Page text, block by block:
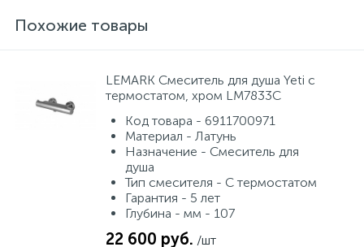
Похожие товары
LEMARK Смеситель для душа Yeti с
термостатом, хром LM7833C
Код товара - 6911700971
Материал - Латунь
Назначение - Смеситель для
душа
Тип смесителя - С термостатом
Гарантия - 5 лет
Глубина - мм - 107
22 600 руб. /шт